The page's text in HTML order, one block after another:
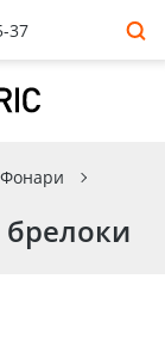
37
Фонари